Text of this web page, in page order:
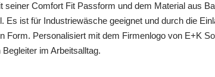
seiner Comfort Fit Passform und dem Material aus
Es ist für Industriewäsche geeignet und durch die
Form. Personalisiert mit dem Firmenlogo von E+K
im Arbeitsalltag.